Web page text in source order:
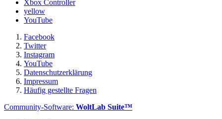
Xbox Controller
yellow
YouTube
Facebook
Twitter
Instagram
YouTube
Datenschutzerklärung
Impressum
Häufig gestellte Fragen
Community-Software: WoltLab Suite™